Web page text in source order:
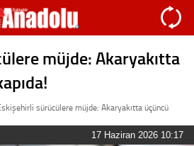
müjde: Akaryakıtta
sürücülere müjde: Akaryakıtta üçüncü
17 Haziran 2026 10:17